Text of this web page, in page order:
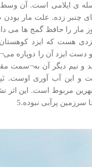
ی ایلامی است. آن
چنبر زده. علت مار
مار را حافظ گمج ها می
هست که ایزد
دست ایزد آن را دوپاره
و نیم دیگر آن به¬سمت
و این آب آوری اوست.
مربوط است. این
پرآبی نبوده.5